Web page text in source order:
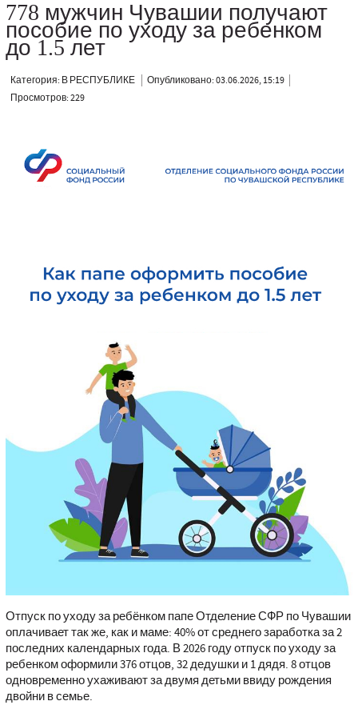
778 мужчин Чувашии получают
пособие по уходу за ребенком
до 1.5 лет
Категория: В РЕСПУБЛИКЕ
Опубликовано: 03.06.2026, 15:19
Просмотров: 229
Отпуск по уходу за ребёнком папе Отделение СФР по Чувашии
оплачивает так же, как и маме: 40% от среднего заработка за 2
последних календарных года. В 2026 году отпуск по уходу за
ребенком оформили 376 отцов, 32 дедушки и 1 дядя. 8 отцов
одновременно ухаживают за двумя детьми ввиду рождения
двойни в семье.